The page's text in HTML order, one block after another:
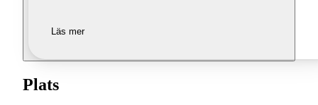
Läs mer
Plats